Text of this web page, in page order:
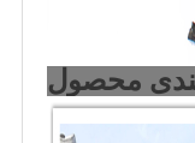
محصول